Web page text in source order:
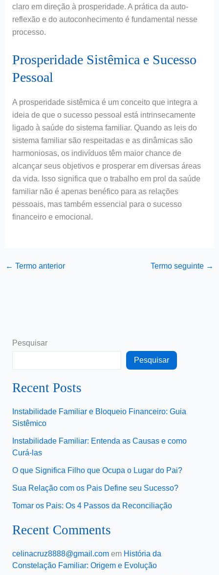
claro em direção à prosperidade. A prática da auto-
reflexão e do autoconhecimento é fundamental nesse
processo.
Prosperidade Sistêmica e Sucesso
Pessoal
A prosperidade sistêmica é um conceito que integra a
ideia de que o sucesso pessoal está intrinsecamente
ligado à saúde do sistema familiar. Quando as leis do
sistema familiar são respeitadas e as dinâmicas são
harmoniosas, os indivíduos têm maior chance de
alcançar seus objetivos e prosperar em diversas áreas
da vida. Isso significa que o trabalho em prol da saúde
familiar não é apenas benéfico para as relações
pessoais, mas também essencial para o sucesso
financeiro e emocional.
← Termo anterior Termo seguinte →
Pesquisar
Pesquisar
Recent Posts
Instabilidade Familiar e Bloqueio Financeiro: Guia
Sistêmico
Instabilidade Familiar: Entenda as Causas e como
Curá-las
O que Significa Filho que Ocupa o Lugar do Pai?
Sua Relação com os Pais Define seu Sucesso?
Tomar os Pais: Os 4 Passos da Reconciliação
Recent Comments
celinacruz8888@gmail.comem História da
Constelação Familiar: Origem e Evolução